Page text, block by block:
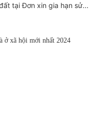
tại Đơn xin gia hạn sử...